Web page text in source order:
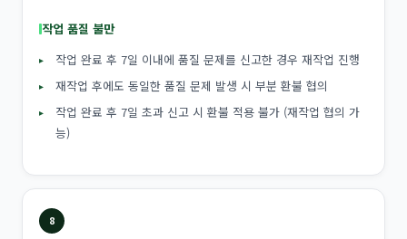
작업 품질 불만
작업 완료 후 7일 이내에 품질 문제를 신고한 경우 재작업 진행
재작업 후에도 동일한 품질 문제 발생 시 부분 환불 협의
작업 완료 후 7일 초과 신고 시 환불 적용 불가 (재작업 협의 가
능)
8